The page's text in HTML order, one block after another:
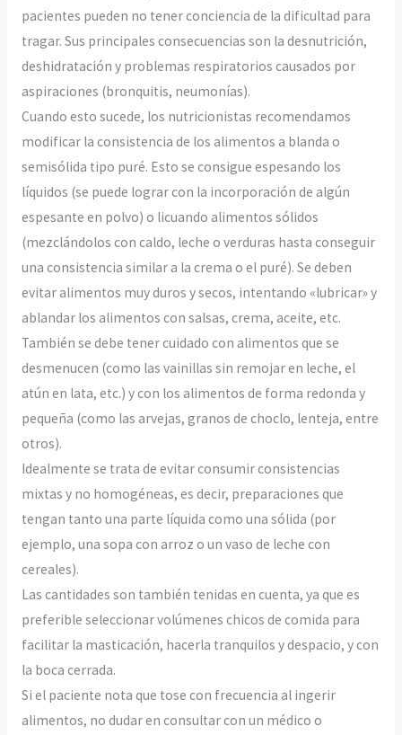
pacientes pueden no tener conciencia de la dificultad para
tragar. Sus principales consecuencias son la desnutrición,
deshidratación y problemas respiratorios causados por
aspiraciones (bronquitis, neumonías).
Cuando esto sucede, los nutricionistas recomendamos
modificar la consistencia de los alimentos a blanda o
semisólida tipo puré. Esto se consigue espesando los
líquidos (se puede lograr con la incorporación de algún
espesante en polvo) o licuando alimentos sólidos
(mezclándolos con caldo, leche o verduras hasta conseguir
una consistencia similar a la crema o el puré). Se deben
evitar alimentos muy duros y secos, intentando «lubricar» y
ablandar los alimentos con salsas, crema, aceite, etc.
También se debe tener cuidado con alimentos que se
desmenucen (como las vainillas sin remojar en leche, el
atún en lata, etc.) y con los alimentos de forma redonda y
pequeña (como las arvejas, granos de choclo, lenteja, entre
otros).
Idealmente se trata de evitar consumir consistencias
mixtas y no homogéneas, es decir, preparaciones que
tengan tanto una parte líquida como una sólida (por
ejemplo, una sopa con arroz o un vaso de leche con
cereales).
Las cantidades son también tenidas en cuenta, ya que es
preferible seleccionar volúmenes chicos de comida para
facilitar la masticación, hacerla tranquilos y despacio, y con
la boca cerrada.
Si el paciente nota que tose con frecuencia al ingerir
alimentos, no dudar en consultar con un médico o